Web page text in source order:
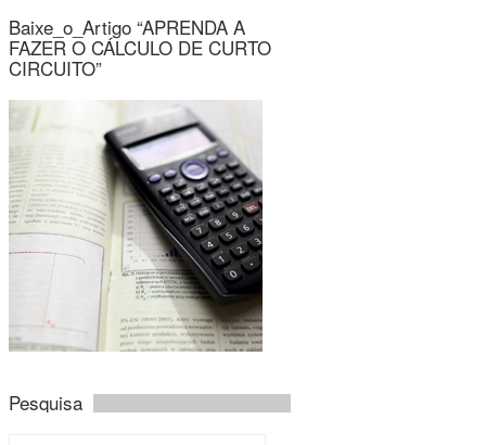
Baixe_o_Artigo “APRENDA A
FAZER O CÁLCULO DE CURTO
CIRCUITO”
Pesquisa